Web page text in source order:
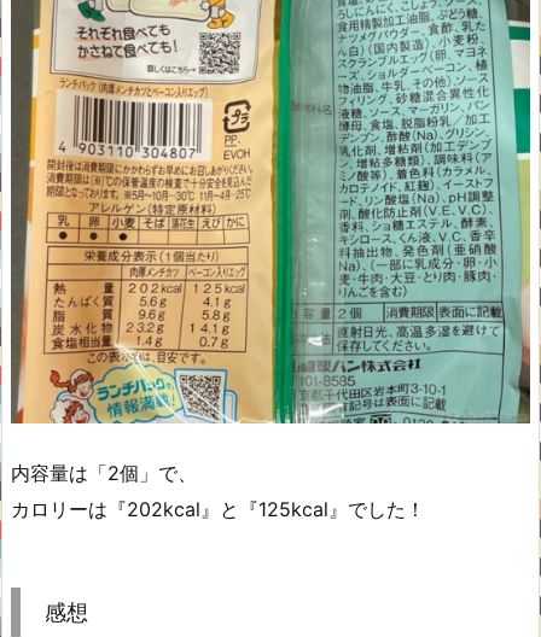
内容量は「2個」で、
カロリーは『202kcal』と『125kcal』でした！
感想